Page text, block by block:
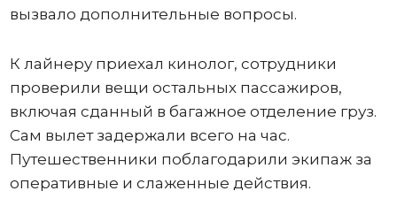
вызвало дополнительные вопросы.
К лайнеру приехал кинолог, сотрудники
проверили вещи остальных пассажиров,
включая сданный в багажное отделение груз.
Сам вылет задержали всего на час.
Путешественники поблагодарили экипаж за
оперативные и слаженные действия.